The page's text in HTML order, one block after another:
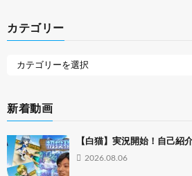
カテゴリー
新着動画
【白猫】実況開始！自己紹
2026.08.06